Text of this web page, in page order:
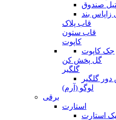
صندوق
زاپاس بند
قاب پلاک
قاب ستون
کاپوت
جک کاپوت
گل پخش کن
گلگیر
گلگیر
لوگو (آرم)
برقی
استارت
استارت